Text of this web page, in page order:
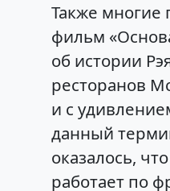
Также многие
фильм
об истории
ресторанов
и с
данный
оказалось,
работает по